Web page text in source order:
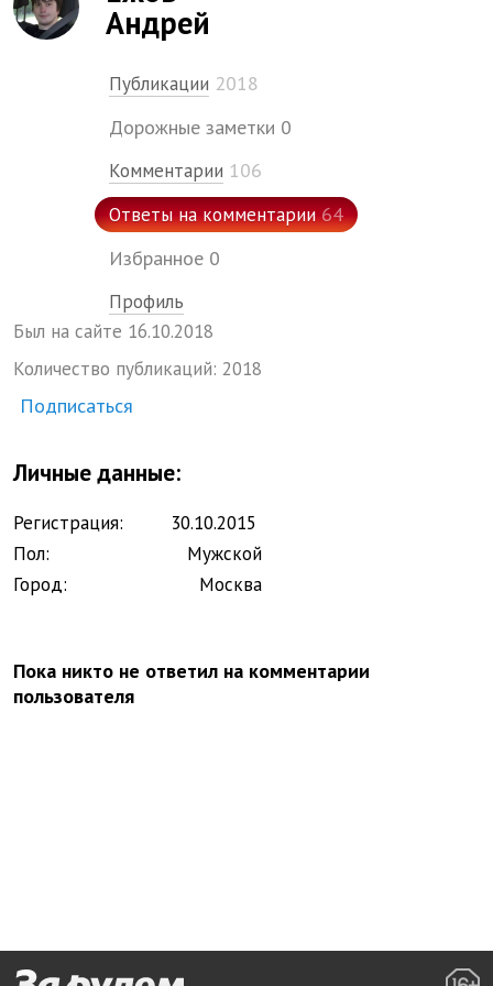
Андрей
Публикации 2018
Дорожные заметки 0
Комментарии 106
Ответы на комментарии 64
Избранное 0
Профиль
Был на сайте 16.10.2018
Количество публикаций: 2018
Подписаться
Личные данные:
Регистрация: 30.10.2015
Пол:
Мужской
Город:
Москва
Пока никто не ответил на комментарии
пользователя